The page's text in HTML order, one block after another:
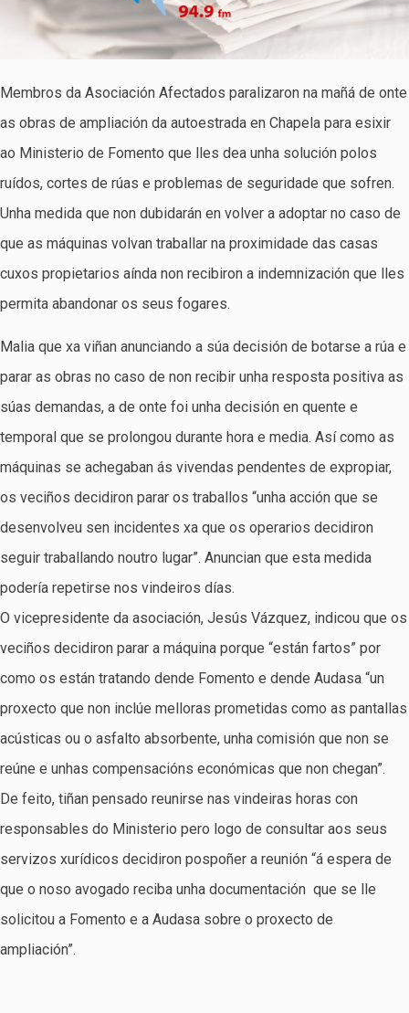
Membros da Asociación Afectados paralizaron na mañá de onte
as obras de ampliación da autoestrada en Chapela para esixir
ao Ministerio de Fomento que lles dea unha solución polos
ruídos, cortes de rúas e problemas de seguridade que sofren.
Unha medida que non dubidarán en volver a adoptar no caso de
que as máquinas volvan traballar na proximidade das casas
cuxos propietarios aínda non recibiron a indemnización que lles
permita abandonar os seus fogares.
Malia que xa viñan anunciando a súa decisión de botarse a rúa e
parar as obras no caso de non recibir unha resposta positiva as
súas demandas, a de onte foi unha decisión en quente e
temporal que se prolongou durante hora e media. Así como as
máquinas se achegaban ás vivendas pendentes de expropiar,
os veciños decidiron parar os traballos “unha acción que se
desenvolveu sen incidentes xa que os operarios decidiron
seguir traballando noutro lugar”. Anuncian que esta medida
podería repetirse nos vindeiros días.
O vicepresidente da asociación, Jesús Vázquez, indicou que os
veciños decidiron parar a máquina porque “están fartos” por
como os están tratando dende Fomento e dende Audasa “un
proxecto que non inclúe melloras prometidas como as pantallas
acústicas ou o asfalto absorbente, unha comisión que non se
reúne e unhas compensacións económicas que non chegan”.
De feito, tiñan pensado reunirse nas vindeiras horas con
responsables do Ministerio pero logo de consultar aos seus
servizos xurídicos decidiron pospoñer a reunión “á espera de
que o noso avogado reciba unha documentación que se lle
solicitou a Fomento e a Audasa sobre o proxecto de
ampliación”.